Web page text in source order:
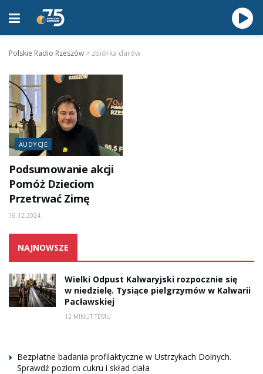
Polskie Radio Rzeszów > zbiórka darów
AUDYCJE
Podsumowanie akcji
Pomóż Dzieciom
Przetrwać Zimę
16.12.2024
NAJNOWSZE
Wielki Odpust Kalwaryjski rozpocznie się
w niedzielę. Tysiące pielgrzymów w Kalwarii
Pacławskiej
12 MINUT TEMU
Bezpłatne badania profilaktyczne w Ustrzykach Dolnych.
Sprawdź poziom cukru i skład ciała